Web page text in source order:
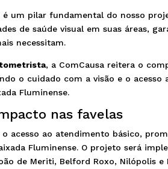
é um pilar fundamental do nosso
de saúde visual em suas áreas,
necessitam.
, a ComCausa reitera o
o cuidado com a visão e o
Fluminense.
nas favelas
acesso ao atendimento básico,
Fluminense. O projeto será
de Meriti, Belford Roxo, Nilópolis